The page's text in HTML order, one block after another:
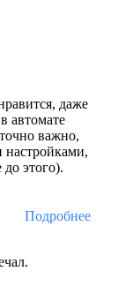
даже
автомате
важно,
настройками,
этого).
Подробнее